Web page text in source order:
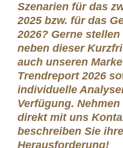
Szenarien für das
2025 bzw. für das
2026? Gerne
neben dieser
auch unseren
Trendreport 2026
individuelle
Verfügung. Nehmen
direkt mit uns
beschreiben Sie
Herausforderung!